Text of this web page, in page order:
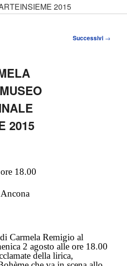
2015
Successivi →
2015
18.00
Carmela Remigio al
2 agosto alle ore 18.00
della lirica,